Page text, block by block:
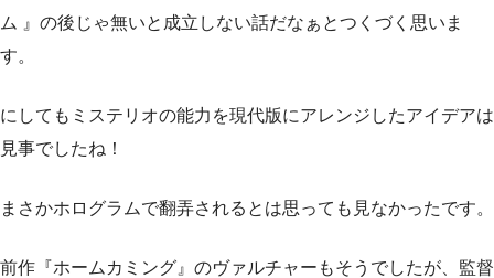
ム 』の後じゃ無いと成立しない話だなぁとつくづく思いま
す。
にしてもミステリオの能力を現代版にアレンジしたアイデアは
見事でしたね！
まさかホログラムで翻弄されるとは思っても見なかったです。
前作『ホームカミング』のヴァルチャーもそうでしたが、監督